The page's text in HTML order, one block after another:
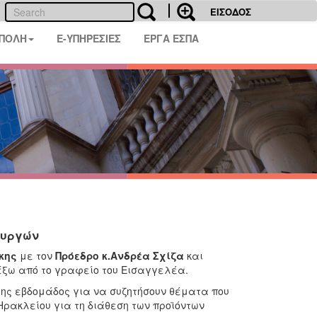
ΕΙΣΟΔΟΣ
E-ΥΠΗΡΕΣΙΕΣ ΕΡΓΑ ΕΣΠΑ
με τον Πρόεδρο κ.Ανδρέα Σχίζα και
από το γραφείο του Εισαγγελέα.
εβδομάδος για να συζητήσουν θέματα που
για τη διάθεση των προϊόντων